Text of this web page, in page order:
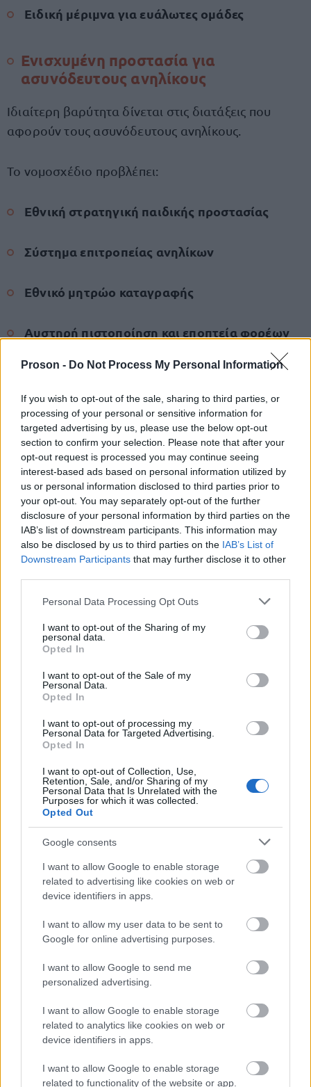
Proson - Do Not Process My Personal Information
If you wish to opt-out of the sale, sharing to third parties, or
processing of your personal or sensitive information for
targeted advertising by us, please use the below opt-out
section to confirm your selection. Please note that after your
opt-out request is processed you may continue seeing
interest-based ads based on personal information utilized by
us or personal information disclosed to third parties prior to
your opt-out. You may separately opt-out of the further
disclosure of your personal information by third parties on the
IAB’s list of downstream participants. This information may
also be disclosed by us to third parties on the IAB’s List of
Downstream Participants that may further disclose it to other
Please note that this website/app uses one or more Google
not limited to your visit or usage behaviour. You may click to
grant or deny consent to Google and its third-party tags to
use your data for below specified purposes in below Google
consent section.
Personal Data Processing Opt Outs
I want to opt-out of the Sharing of my
personal data.
Opted In
I want to opt-out of the Sale of my
Personal Data.
Opted In
I want to opt-out of processing my
Personal Data for Targeted Advertising.
Opted In
I want to opt-out of Collection, Use,
Retention, Sale, and/or Sharing of my
Personal Data that Is Unrelated with the
Purposes for which it was collected.
Opted Out
Google consents
I want to allow Google to enable storage
related to advertising like cookies on web or
device identifiers in apps.
I want to allow my user data to be sent to
Google for online advertising purposes.
I want to allow Google to send me
personalized advertising.
I want to allow Google to enable storage
related to analytics like cookies on web or
device identifiers in apps.
I want to allow Google to enable storage
related to functionality of the website or app.
Ειδική μέριμνα για ευάλωτες ομάδες
Ενισχυμένη προστασία για
ασυνόδευτους ανηλίκους
Ιδιαίτερη βαρύτητα δίνεται στις διατάξεις που
αφορούν τους ασυνόδευτους ανηλίκους.
Το νομοσχέδιο προβλέπει:
Εθνική στρατηγική παιδικής προστασίας
Σύστημα επιτροπείας ανηλίκων
Εθνικό μητρώο καταγραφής
Αυστηρή πιστοποίηση και εποπτεία φορέων
Αξιολόγηση του βέλτιστου συμφέροντος κάθε
παιδιού
Παράλληλα, στις περιπτώσεις αμφισβήτησης της
ηλικίας εφαρμόζεται το τεκμήριο της
ανηλικότηταςμέχρι την ολοκλήρωση της σχετικής
αξιολόγησης.
Ζώνες ασφαλείας και υποστήριξη
ευάλωτων ομάδων
Το νέο πλαίσιο προβλέπει ειδικές Ζώνες
Ασφαλείας για ανηλίκουςεντός των δομών
φιλοξενίας, με στόχο την ενίσχυση της προστασίας
Επιπλέον, ενισχύονται οι διαδικασίες αναγνώρισης
ευαλωτότητας, ώστε άτομα με ιδιαίτερες ανάγκες,
θύματα βασανιστηρίων, βίας ή κακοποίησης να
έχουν ταχύτερη πρόσβαση σε:
Υγειονομική περίθαλψη
Ψυχοκοινωνική υποστήριξη
Εξειδικευμένες συνθήκες υποδοχής
Τι αλλάζει για την αλληλεγγύη μεταξύ
των κρατών-μελών
Η κυβέρνηση υποστηρίζει ότι οι νέοι ευρωπαϊκοί
μηχανισμοί λειτουργούν προς όφελος χωρών
πρώτης γραμμής, όπως η Ελλάδα.
Σύμφωνα με την υφυπουργό, με την εφαρμογή του
Συμφώνου διαγράφονται οι εκκρεμείς